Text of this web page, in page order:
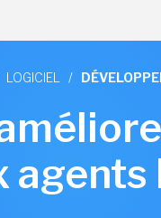
LOGICIEL /
agents